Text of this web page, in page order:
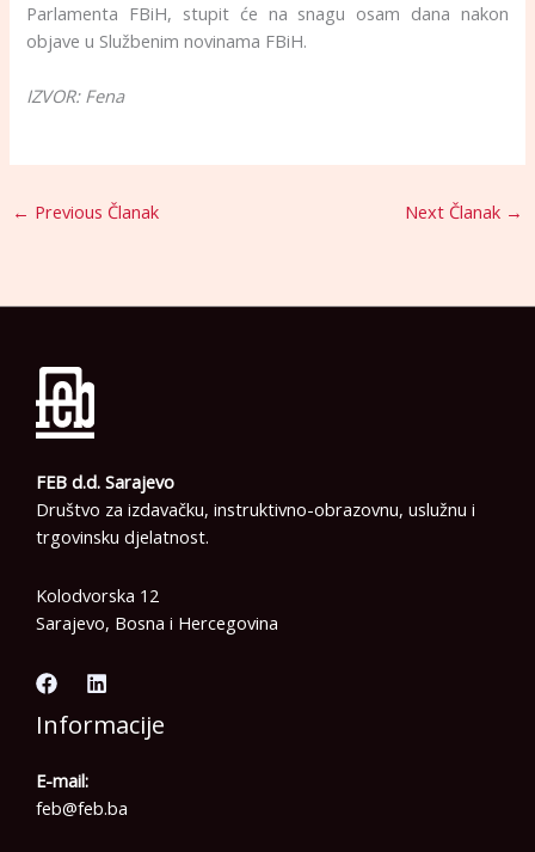
Parlamenta FBiH, stupit će na snagu osam dana nakon
objave u Službenim novinama FBiH.
IZVOR: Fena
← Previous Članak Next Članak →
FEB d.d. Sarajevo
Društvo za izdavačku, instruktivno-obrazovnu, uslužnu i
trgovinsku djelatnost.
Kolodvorska 12
Sarajevo, Bosna i Hercegovina
Informacije
E-mail:
feb@feb.ba